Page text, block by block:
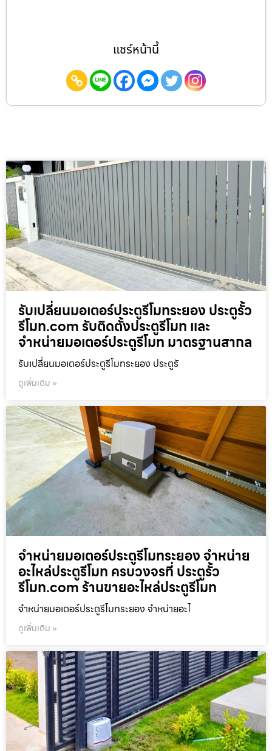
แชร์หน้านี้
รับเปลี่ยนมอเตอร์ประตูรีโมทระยอง ประตูรั้ว
รีโมท.com รับติดตั้งประตูรีโมท และ
จำหน่ายมอเตอร์ประตูรีโมท มาตรฐานสากล
รับเปลี่ยนมอเตอร์ประตูรีโมทระยอง ประตูรั
ดูเพิ่มเติม »
จำหน่ายมอเตอร์ประตูรีโมทระยอง จำหน่าย
อะไหล่ประตูรีโมท ครบวงจรที่ ประตูรั้ว
รีโมท.com ร้านขายอะไหล่ประตูรีโมท
จำหน่ายมอเตอร์ประตูรีโมทระยอง จำหน่ายอะไ
ดูเพิ่มเติม »